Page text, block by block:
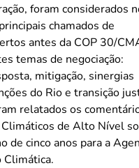
foram considerados
chamados de
antes da COP 30/
temas de negociação:
mitigação, sinergias
do Rio e transição
relatados os
de Alto Nível
de cinco anos para a
Climática.